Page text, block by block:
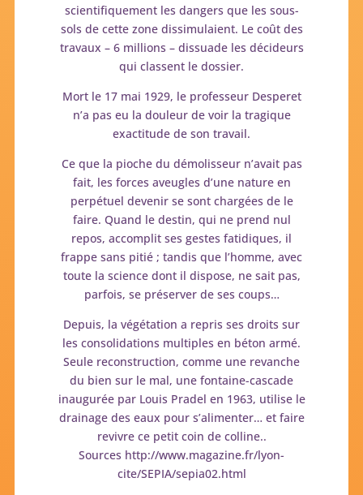
scientifiquement les dangers que les sous-
sols de cette zone dissimulaient. Le coût des
travaux – 6 millions – dissuade les décideurs
qui classent le dossier.
Mort le 17 mai 1929, le professeur Desperet
n’a pas eu la douleur de voir la tragique
exactitude de son travail.
Ce que la pioche du démolisseur n’avait pas
fait, les forces aveugles d’une nature en
perpétuel devenir se sont chargées de le
faire. Quand le destin, qui ne prend nul
repos, accomplit ses gestes fatidiques, il
frappe sans pitié ; tandis que l’homme, avec
toute la science dont il dispose, ne sait pas,
parfois, se préserver de ses coups…
Depuis, la végétation a repris ses droits sur
les consolidations multiples en béton armé.
Seule reconstruction, comme une revanche
du bien sur le mal, une fontaine-cascade
inaugurée par Louis Pradel en 1963, utilise le
drainage des eaux pour s’alimenter… et faire
revivre ce petit coin de colline..
Sources http://www.magazine.fr/lyon-
cite/SEPIA/sepia02.html